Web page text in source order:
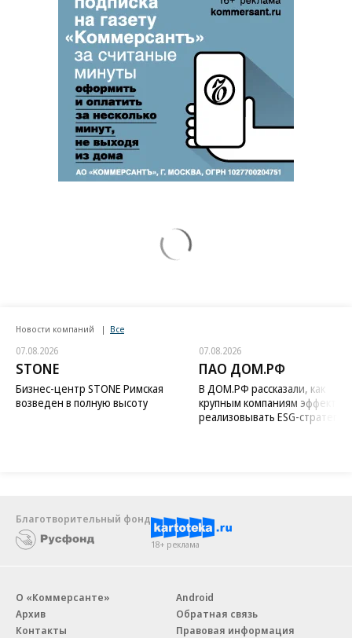
Новости компаний Все
07.08.2026
STONE
Бизнес-центр STONE Римская
возведен в полную высоту
07.08.2026
ПАО ДОМ.РФ
В ДОМ.РФ рассказали, как
крупным компаниям
реализовывать ESG-стратегию
Благотворительный фонд
18+ реклама
О «Коммерсанте»
Архив
Контакты
Android
Обратная связь
Правовая информация